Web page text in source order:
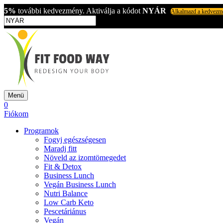
5% további kedvezmény. Aktiválja a kódot NYÁR Alkalmazd a
Menü
0
Fiókom
Programok
Fogyj egészségesen
Maradj fitt
Növeld az izomtömegedet
Fit & Detox
Business Lunch
Vegán Business Lunch
Nutri Balance
Low Carb Keto
Pescetáriánus
Vegán